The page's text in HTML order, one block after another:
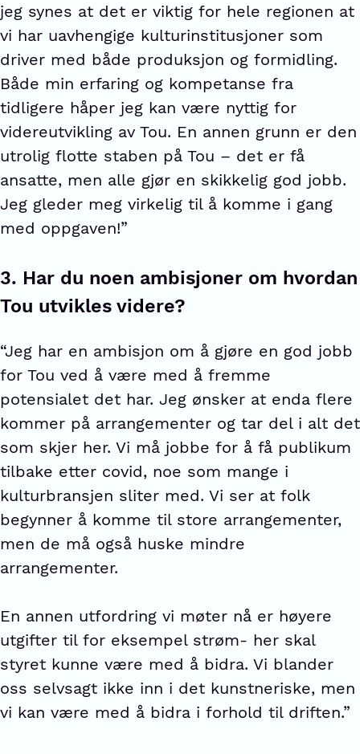
jeg synes at det er viktig for hele regionen at
vi har uavhengige kulturinstitusjoner som
driver med både produksjon og formidling.
Både min erfaring og kompetanse fra
tidligere håper jeg kan være nyttig for
videreutvikling av Tou. En annen grunn er den
utrolig flotte staben på Tou – det er få
ansatte, men alle gjør en skikkelig god jobb.
Jeg gleder meg virkelig til å komme i gang
med oppgaven!”
3. Har du noen ambisjoner om hvordan
Tou utvikles videre?
“Jeg har en ambisjon om å gjøre en god jobb
for Tou ved å være med å fremme
potensialet det har. Jeg ønsker at enda flere
kommer på arrangementer og tar del i alt det
som skjer her. Vi må jobbe for å få publikum
tilbake etter covid, noe som mange i
kulturbransjen sliter med. Vi ser at folk
begynner å komme til store arrangementer,
men de må også huske mindre
arrangementer.
En annen utfordring vi møter nå er høyere
utgifter til for eksempel strøm- her skal
styret kunne være med å bidra. Vi blander
oss selvsagt ikke inn i det kunstneriske, men
vi kan være med å bidra i forhold til driften.”